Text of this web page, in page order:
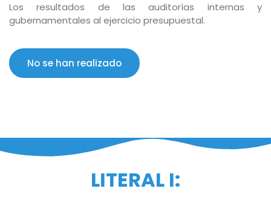
Los resultados de las auditorías internas y
gubernamentales al ejercicio presupuestal.
No se han realizado
LITERAL I: